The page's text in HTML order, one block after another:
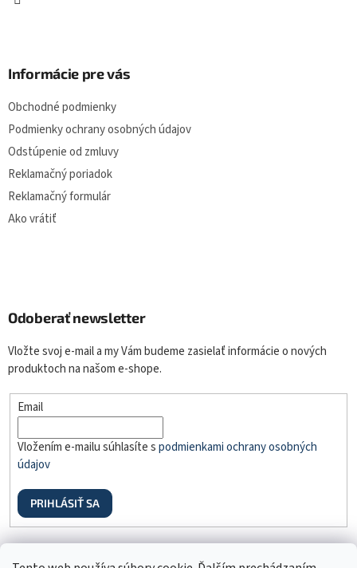
Informácie pre vás
Obchodné podmienky
Podmienky ochrany osobných údajov
Odstúpenie od zmluvy
Reklamačný poriadok
Reklamačný formulár
Ako vrátiť
Odoberať newsletter
Vložte svoj e-mail a my Vám budeme zasielať informácie o nových
produktoch na našom e-shope.
Email
Vložením e-mailu súhlasíte spodmienkami ochrany osobných
údajov
PRIHLÁSIŤ SA